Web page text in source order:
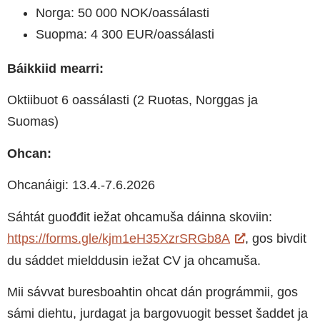
Norga: 50 000 NOK/oassálasti
Suopma: 4 300 EUR/oassálasti
Báikkiid mearri:
Oktiibuot 6 oassálasti (2 Ruoŧas, Norggas ja
Suomas)
Ohcan:
Ohcanáigi: 13.4.-7.6.2026
Sáhtát guođđit iežat ohcamuša dáinna skoviin:
https://forms.gle/kjm1eH35XzrSRGb8A
, gos bivdit
du sáddet mielddusin iežat CV ja ohcamuša.
Mii sávvat buresboahtin ohcat dán prográmmii, gos
sámi diehtu, jurdagat ja bargovuogit besset šaddet ja